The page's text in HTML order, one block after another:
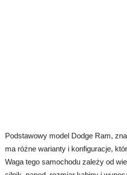
Podstawowy model Dodge Ram,
ma różne warianty i konfiguracje,
Waga tego samochodu zależy od